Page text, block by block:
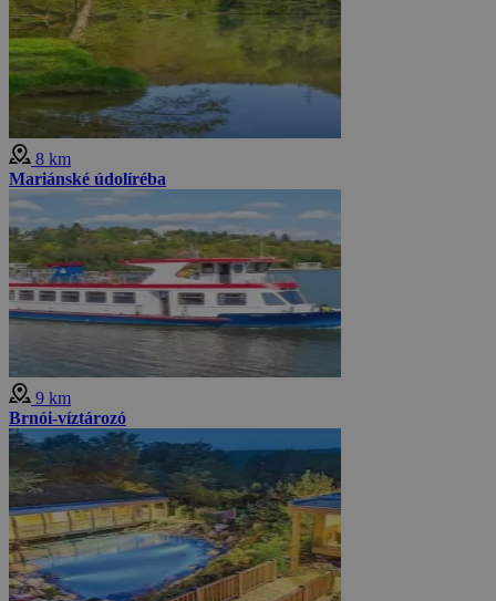
8 km
Mariánské údolíréba
9 km
Brnói-víztározó